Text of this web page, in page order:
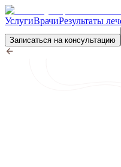
УслугиВрачиРезультаты
Записаться на консультацию